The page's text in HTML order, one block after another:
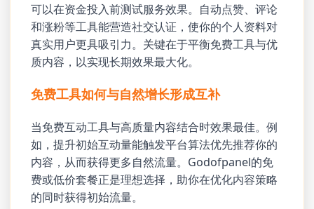
可以在资金投入前测试服务效果。自动点赞、评论
和涨粉等工具能营造社交认证，使你的个人资料对
真实用户更具吸引力。关键在于平衡免费工具与优
质内容，以实现长期效果最大化。
免费工具如何与自然增长形成互补
当免费互动工具与高质量内容结合时效果最佳。例
如，提升初始互动量能触发平台算法优先推荐你的
内容，从而获得更多自然流量。Godofpanel的免
费或低价套餐正是理想选择，助你在优化内容策略
的同时获得初始流量。